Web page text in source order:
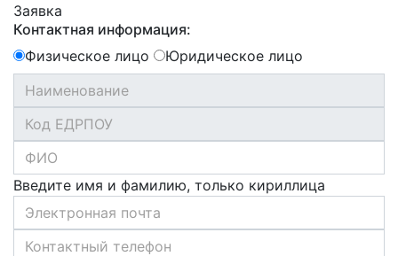
Заявка
Контактная информация:
Физическое лицо
Юридическое лицо
Введите имя и фамилию, только кириллица